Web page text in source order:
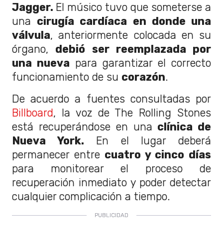
Jagger. El músico tuvo que someterse a
una cirugía cardíaca en donde una
válvula, anteriormente colocada en su
órgano, debió ser reemplazada por
una nueva para garantizar el correcto
funcionamiento de su corazón.
De acuerdo a fuentes consultadas por
Billboard, la voz de The Rolling Stones
está recuperándose en una clínica de
Nueva York. En el lugar deberá
permanecer entre cuatro y cinco días
para monitorear el proceso de
recuperación inmediato y poder detectar
cualquier complicación a tiempo.